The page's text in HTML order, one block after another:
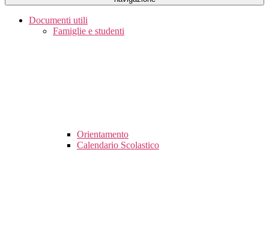
Documenti utili
Famiglie e studenti
Orientamento
Calendario Scolastico